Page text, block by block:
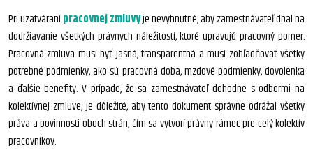
Pri uzatváranípracovnej zmluvyje nevyhnutné, aby zamestnávateľ dbal na
dodržiavanie všetkých právnych náležitostí, ktoré upravujú pracovný pomer.
Pracovná zmluva musí byť jasná, transparentná a musí zohľadňovať všetky
potrebné podmienky, ako sú pracovná doba, mzdové podmienky, dovolenka
a ďalšie benefity. V prípade, že sa zamestnávateľ dohodne s odbormi na
kolektívnej zmluve, je dôležité, aby tento dokument správne odrážal všetky
práva a povinnosti oboch strán, čím sa vytvorí právny rámec pre celý kolektív
pracovníkov.